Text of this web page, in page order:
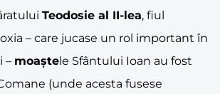
Teodosie al II-lea, fiul
– care jucase un rol important în
– moaștele Sfântului Ioan au fost
(unde acesta fusese